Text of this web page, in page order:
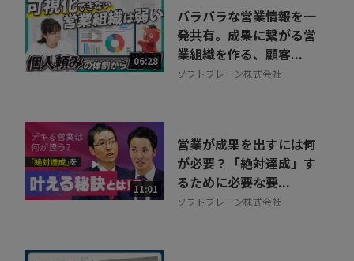
06:28
バラバラな営業情報を一
発共有。成果に繋がる営
業組織を作る、顧客...
ソフトブレーン株式会社
11:01
営業が成果を出すには何
が必要？「絶対達成」す
るために必要な要...
ソフトブレーン株式会社